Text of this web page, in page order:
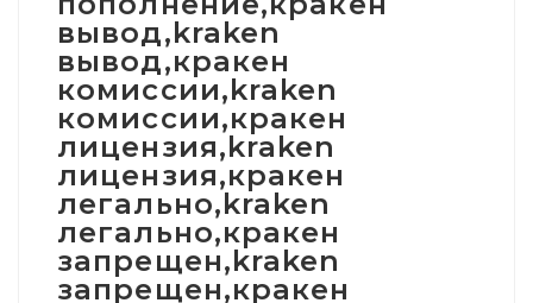
вывод,kraken
вывод,кракен
комиссии,kraken
комиссии,кракен
лицензия,kraken
лицензия,кракен
легально,kraken
легально,кракен
запрещен,kraken
запрещен,кракен